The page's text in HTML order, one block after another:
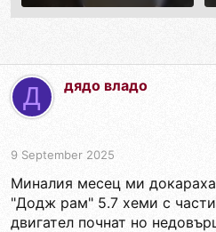
Д дядо владо
9 September 2025
Миналия месец ми
"Додж рам" 5.7 хеми с
двигател почнат но